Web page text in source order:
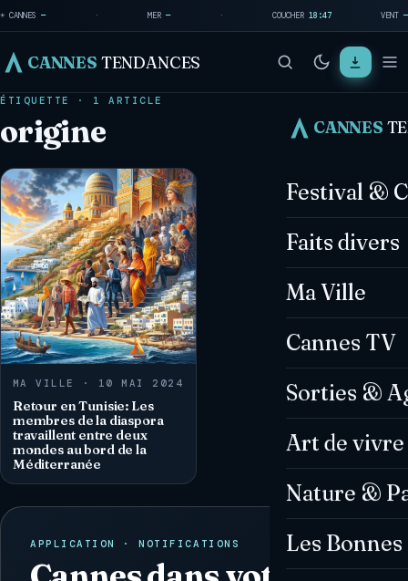
☀ CANNES — · MER— · COUCHER18:47 VENT —
CANNES TENDANCES
CANNES
Festival &
Faits divers
Ma Ville
Cannes TV
Sorties &
Art de vivre
Nature &
Les
ÉTIQUETTE · 1 ARTICLE
origine
MA VILLE · 10 MAI 2024
Retour en Tunisie: Les
membres de la diaspora
travaillent entre deux
mondes au bord de la
Méditerranée
APPLICATION · NOTIFICATIONS